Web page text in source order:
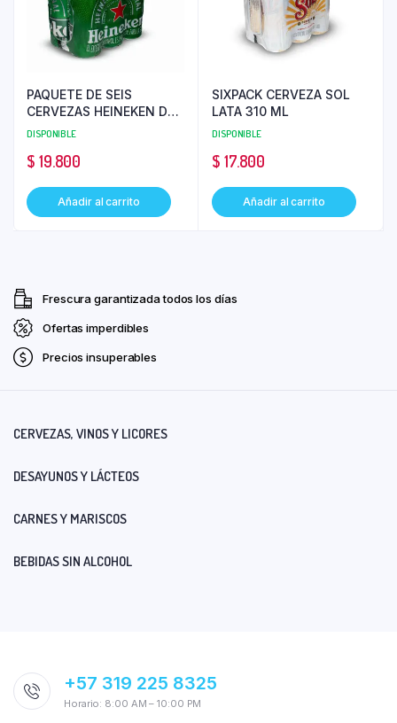
PAQUETE DE SEIS
CERVEZAS HEINEKEN DE
310 ML
DISPONIBLE
$ 19.800
Añadir al carrito
SIXPACK CERVEZA SOL
LATA 310 ML
DISPONIBLE
$ 17.800
Añadir al carrito
Frescura garantizada todos los días
Ofertas imperdibles
Precios insuperables
CERVEZAS, VINOS Y LICORES
DESAYUNOS Y LÁCTEOS
CARNES Y MARISCOS
BEBIDAS SIN ALCOHOL
+57 319 225 8325
Horario: 8:00 AM – 10:00 PM